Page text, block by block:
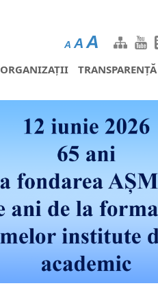
A A A
ORGANIZAȚII TRANSPARENȚĂ